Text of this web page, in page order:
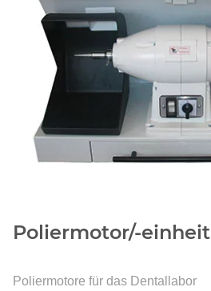
Poliermotor/-einheit
Poliermotore für das Dentallabor